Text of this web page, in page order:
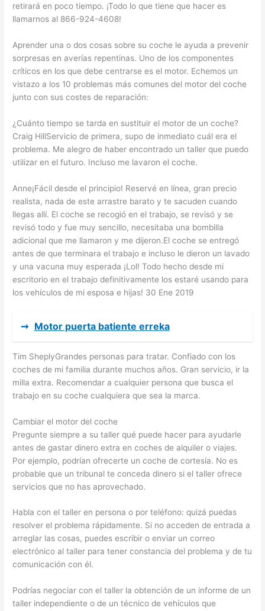
retirará en poco tiempo. ¡Todo lo que tiene que hacer es
llamarnos al 866-924-4608!
Aprender una o dos cosas sobre su coche le ayuda a prevenir
sorpresas en averías repentinas. Uno de los componentes
críticos en los que debe centrarse es el motor. Echemos un
vistazo a los 10 problemas más comunes del motor del coche
junto con sus costes de reparación:
¿Cuánto tiempo se tarda en sustituir el motor de un coche?
Craig HillServicio de primera, supo de inmediato cuál era el
problema. Me alegro de haber encontrado un taller que puedo
utilizar en el futuro. Incluso me lavaron el coche.
Anne¡Fácil desde el principio! Reservé en línea, gran precio
realista, nada de este arrastre barato y te sacuden cuando
llegas allí. El coche se recogió en el trabajo, se revisó y se
revisó todo y fue muy sencillo, necesitaba una bombilla
adicional que me llamaron y me dijeron.El coche se entregó
antes de que terminara el trabajo e incluso le dieron un lavado
y una vacuna muy esperada ¡Lol! Todo hecho desde mi
escritorio en el trabajo definitivamente los estaré usando para
los vehículos de mi esposa e hijas! 30 Ene 2019
➞ Motor puerta batiente erreka
Tim SheplyGrandes personas para tratar. Confiado con los
coches de mi familia durante muchos años. Gran servicio, ir la
milla extra. Recomendar a cualquier persona que busca el
trabajo en su coche cualquiera que sea la marca.
Cambiar el motor del coche
Pregunte siempre a su taller qué puede hacer para ayudarle
antes de gastar dinero extra en coches de alquiler o viajes.
Por ejemplo, podrían ofrecerte un coche de cortesía. No es
probable que un tribunal te conceda dinero si el taller ofrece
servicios que no has aprovechado.
Habla con el taller en persona o por teléfono: quizá puedas
resolver el problema rápidamente. Si no acceden de entrada a
arreglar las cosas, puedes escribir o enviar un correo
electrónico al taller para tener constancia del problema y de tu
comunicación con él.
Podrías negociar con el taller la obtención de un informe de un
taller independiente o de un técnico de vehículos que